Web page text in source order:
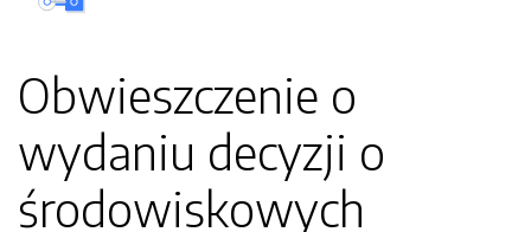
Obwieszczenie o
wydaniu decyzji o
środowiskowych